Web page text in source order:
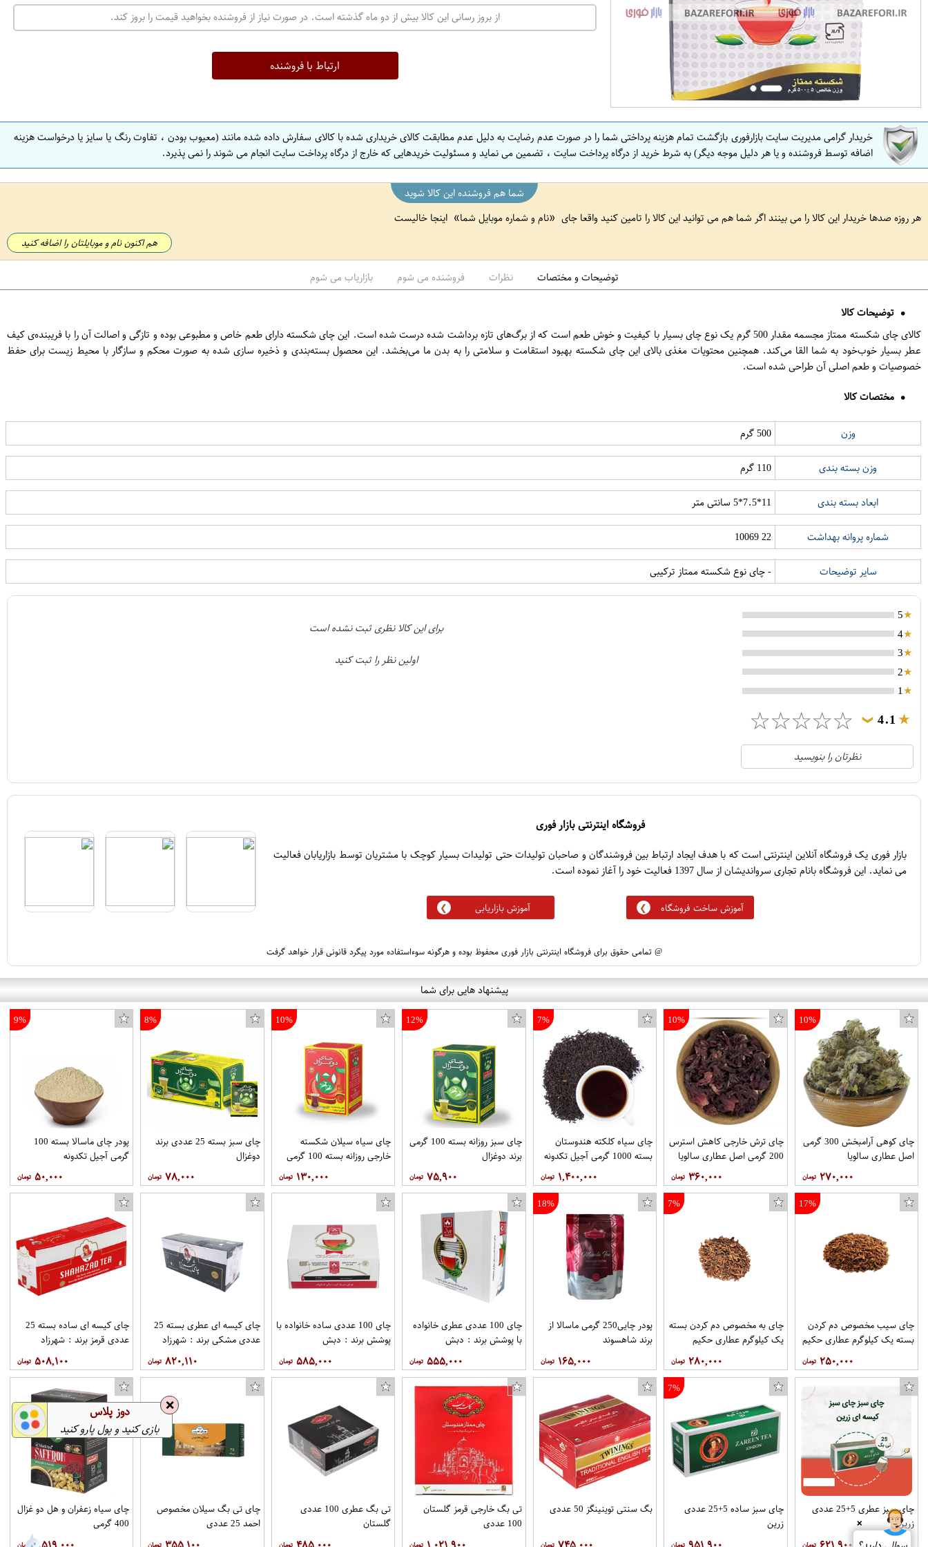
ت
ه
ن
ص
ف
ه
ا
ن
ا
ف
ه
از بروز رسانی این کالا بیش از دو ماه گذشته است. در صورت نیاز از فروشنده بخواهید قیمت را بروز کند.
ارتباط با فروشنده
خریدار گرامی مدیریت سایت بازارفوری بازگشت تمام هزینه پرداختی شما را در صورت عدم رضایت به دلیل عدم مطابقت کالای خریداری شده با کالای سفارش داده شده مانند (معیوب بودن ، تفاوت رنگ یا سایز یا درخواست هزینه
اضافه توسط فروشنده و یا هر دلیل موجه دیگر) به شرط خرید از درگاه پرداخت سایت ، تضمین می نماید و مسئولیت خریدهایی که خارج از درگاه پرداخت سایت انجام می شوند را نمی پذیرد.
شما هم فروشنده این کالا شوید
هر روزه صدها خریدار این کالا را می بینند اگر شما هم می توانید این کالا را تامین کنید واقعا جای
نام و شماره موبایل شما اینجا خالیست
هم اکنون نام و موبایلتان را اضافه کنید
توضیحات و مختصات نظرات فروشنده می شوم بازاریاب می شوم
توضیحات کالا
کالای چای شکسته ممتاز مجسمه مقدار 500 گرم یک نوع چای بسیار با کیفیت و خوش طعم است که از برگ‌های تازه برداشت شده درست شده است. این چای شکسته دارای طعم خاص و مطبوعی بوده و تازگی و اصالت آن را با فریبنده‌ی کیف
عطر بسیار خوب‌خود به شما القا می‌کند. همچنین محتویات مغذی بالای این چای شکسته بهبود استقامت و سلامتی را به بدن ما می‌بخشد. این محصول بسته‌بندی و ذخیره سازی شده به صورت محکم و سازگار با محیط زیست برای حفظ
خصوصیات و طعم اصلی آن طراحی شده است.
مختصات کالا
وزن 500 گرم
وزن بسته بندی 110 گرم
ابعاد بسته بندی 11*7.5*5 سانتی متر
شماره پروانه بهداشت 22 10069
سایر توضیحات - چای نوع شکسته ممتاز ترکیبی
5
4
3
2
1
4.1
❯
☆
☆
☆
☆
☆
21
3
1
1
5
نظرتان را بنویسید
برای این کالا نظری ثبت نشده است
اولین نظر را ثبت کنید
فروشگاه اینترنتی بازار فوری
بازار فوری یک فروشگاه آنلاین اینترنتی است که با هدف ایجاد ارتباط بین فروشندگان و صاحبان تولیدات حتی تولیدات بسیار کوچک با مشتریان توسط بازاریابان فعالیت
می نماید. این فروشگاه بانام تجاری سرواندیشان از سال 1397 فعالیت خود را آغاز نموده است.
آموزش ساخت فروشگاه آموزش بازاریابی
@ تمامی حقوق برای فروشگاه اینترنتی بازار فوری محفوظ بوده و هرگونه سوءاستفاده مورد پیگرد قانونی قرار خواهد گرفت
پیشنهاد هایی برای شما
10%
چای کوهی آرامبخش 300 گرمی
اصل عطاری سالویا
۲۷۰,۰۰۰
10%
چای ترش خارجی کاهش استرس
200 گرمی اصل عطاری سالویا
۳۶۰,۰۰۰
7%
چای سیاه کلکته هندوستان
بسته 1000 گرمی آجیل تکدونه
۱,۴۰۰,۰۰۰
12%
چای سبز روزانه بسته 100 گرمی
برند دوغزال
۷۵,۹۰۰
10%
چای سیاه سیلان شکسته
خارجی روزانه بسته 100 گرمی
۱۳۰,۰۰۰
8%
چای سبز بسته 25 عددی برند
دوغزال
۷۸,۰۰۰
9%
پودر چای ماسالا بسته 100
گرمی آجیل تکدونه
۵۰,۰۰۰
17%
چای سیب مخصوص دم کردن
بسته یک کیلوگرم عطاری حکیم
۲۵۰,۰۰۰
7%
چای به مخصوص دم کردن بسته
یک کیلوگرم عطاری حکیم
۲۸۰,۰۰۰
18%
پودر چایی250 گرمی ماسالا از
برند شاهسوند
۱۶۵,۰۰۰
چای 100 عددی عطری خانواده
با پوشش برند : دبش
۵۵۵,۰۰۰
چای 100 عددی ساده خانواده با
پوشش برند : دبش
۵۸۵,۰۰۰
چای کیسه ای عطری بسته 25
عددی مشکی برند : شهرزاد
۸۲۰,۱۱۰
چای کیسه ای ساده بسته 25
عددی قرمز برند : شهرزاد
۵۰۸,۱۰۰
چای سبز عطری 5+25 عددی
زرین
7%
چای سبز ساده 5+25 عددی
زرین
بگ سنتی توینینگز 50 عددی
تی بگ خارجی قرمز گلستان
100 عددی
تی بگ عطری 100 عددی
گلستان
چای تی بگ سیلان مخصوص
احمد 25 عددی
چای سیاه زعفران و هل دو غزال
400 گرمی
❌
❌ دوز پلاس
بازی کنید و پول پارو کنید